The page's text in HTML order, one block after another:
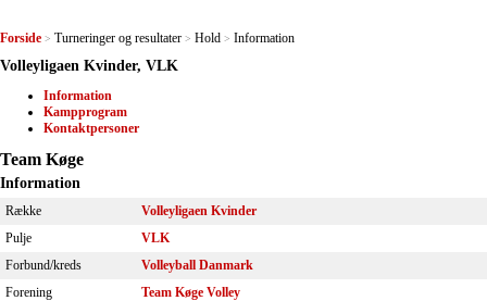
Forside > Turneringer og resultater > Hold > Information
Volleyligaen Kvinder, VLK
Information
Kampprogram
Kontaktpersoner
Team Køge
Information
Række
Volleyligaen Kvinder
Pulje
VLK
Forbund/kreds
Volleyball Danmark
Forening
Team Køge Volley